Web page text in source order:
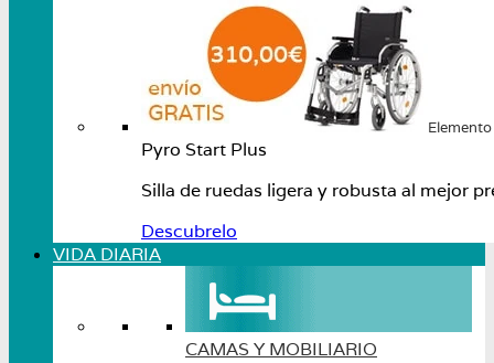
Pyro Start Plus
Silla de ruedas ligera y robusta al mejor
Descubrelo
VIDA DIARIA
CAMAS Y MOBILIARIO